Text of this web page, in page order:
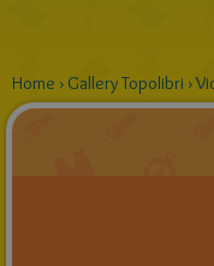
Home › Gallery Topolibri ›